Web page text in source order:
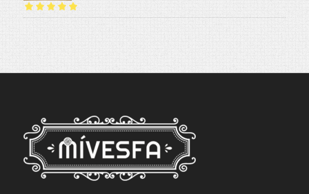
Értékelés:5.00